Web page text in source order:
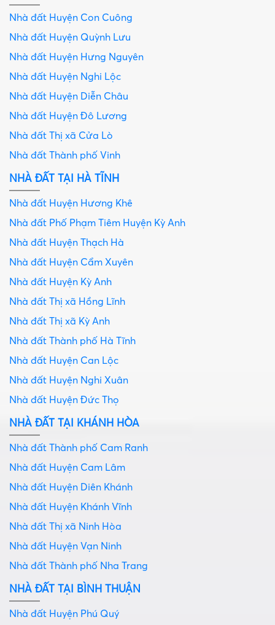
Nhà đất Huyện Con Cuông
Nhà đất Huyện Quỳnh Lưu
Nhà đất Huyện Hưng Nguyên
Nhà đất Huyện Nghi Lộc
Nhà đất Huyện Diễn Châu
Nhà đất Huyện Đô Lương
Nhà đất Thị xã Cửa Lò
Nhà đất Thành phố Vinh
NHÀ ĐẤT TẠI HÀ TĨNH
Nhà đất Huyện Hương Khê
Nhà đất Phố Phạm Tiêm Huyện Kỳ Anh
Nhà đất Huyện Thạch Hà
Nhà đất Huyện Cẩm Xuyên
Nhà đất Huyện Kỳ Anh
Nhà đất Thị xã Hồng Lĩnh
Nhà đất Thị xã Kỳ Anh
Nhà đất Thành phố Hà Tĩnh
Nhà đất Huyện Can Lộc
Nhà đất Huyện Nghi Xuân
Nhà đất Huyện Đức Thọ
NHÀ ĐẤT TẠI KHÁNH HÒA
Nhà đất Thành phố Cam Ranh
Nhà đất Huyện Cam Lâm
Nhà đất Huyện Diên Khánh
Nhà đất Huyện Khánh Vĩnh
Nhà đất Thị xã Ninh Hòa
Nhà đất Huyện Vạn Ninh
Nhà đất Thành phố Nha Trang
NHÀ ĐẤT TẠI BÌNH THUẬN
Nhà đất Huyện Phú Quý